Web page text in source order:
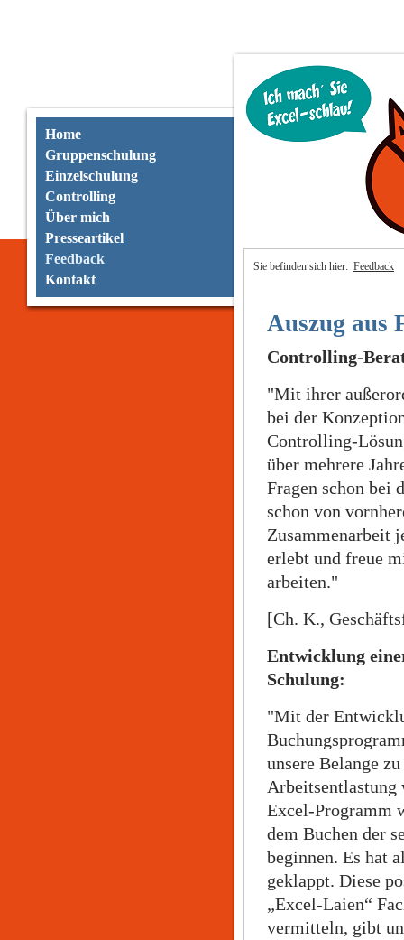
Home
Gruppenschulung
Einzelschulung
Controlling
Über mich
Presseartikel
Feedback
Kontakt
Sie befinden sich hier: Feedback
Auszug aus
Controlling-
"Mit ihrer
bei der
Controlling-
über mehrere
Fragen schon bei
schon von
Zusammenarbeit
erlebt und freue
arbeiten."
[Ch. K.,
Entwicklung
Schulung:
"Mit der
unsere Belange
Arbeitsentlastung
Excel-Programm
dem Buchen der
beginnen. Es hat
geklappt. Diese
„Excel-Laien“
vermitteln, gibt